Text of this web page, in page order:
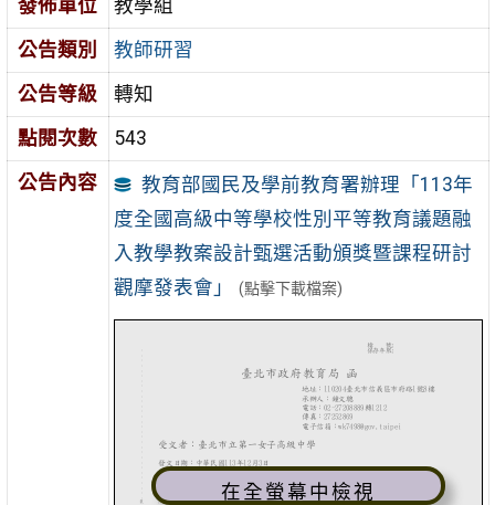
發佈單位
教學組
公告類別
教師研習
公告等級
轉知
點閱次數
543
公告內容
教育部國民及學前教育署辦理「113年
度全國高級中等學校性別平等教育議題融
入教學教案設計甄選活動頒獎暨課程研討
觀摩發表會」
(點擊下載檔案)
在全螢幕中檢視